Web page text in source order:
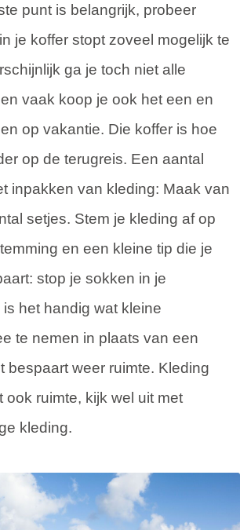
punt is belangrijk, probeer
je koffer stopt zoveel mogelijk te
ga je toch niet alle
vaak koop je ook het een en
op vakantie. Die koffer is hoe
op de terugreis. Een aantal
inpakken van kleding: Maak van
setjes. Stem je kleding af op
en een kleine tip die je
stop je sokken in je
het handig wat kleine
te nemen in plaats van een
bespaart weer ruimte. Kleding
ook ruimte, kijk wel uit met
kleding.